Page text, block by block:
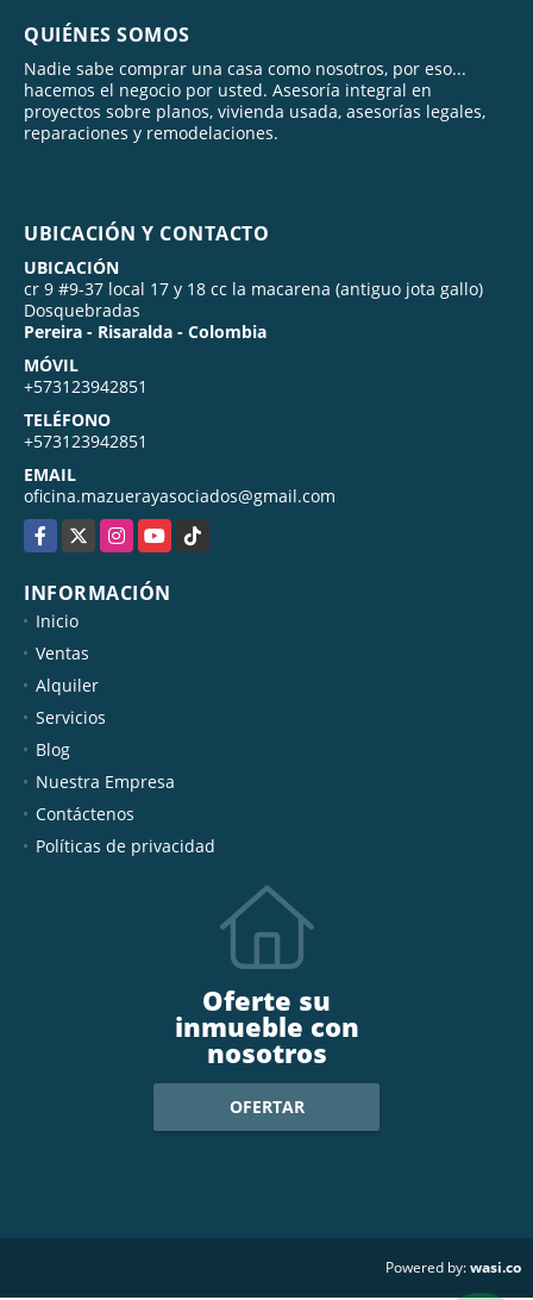
QUIÉNES SOMOS
Nadie sabe comprar una casa como nosotros, por eso...
hacemos el negocio por usted. Asesoría integral en
proyectos sobre planos, vivienda usada, asesorías legales,
reparaciones y remodelaciones.
UBICACIÓN Y CONTACTO
UBICACIÓN
cr 9 #9-37 local 17 y 18 cc la macarena (antiguo jota gallo)
Dosquebradas
Pereira - Risaralda - Colombia
MÓVIL
+573123942851
TELÉFONO
+573123942851
EMAIL
oficina.mazuerayasociados@gmail.com
Facebook
X InstagramYouTubeTikTok
INFORMACIÓN
Inicio
Ventas
Alquiler
Servicios
Blog
Nuestra Empresa
Contáctenos
Políticas de privacidad
Oferte su
inmueble con
nosotros
OFERTAR
Powered by:wasi.co